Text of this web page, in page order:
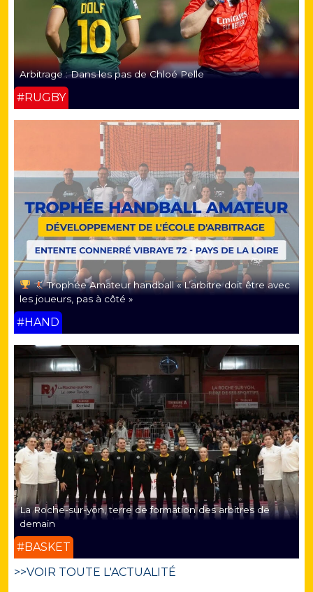
Arbitrage : Dans les pas de Chloé Pelle
#RUGBY
Trophée Amateur handball « L’arbitre doit être avec
les joueurs, pas à côté »
#HAND
La Roche-sur-yon, terre de formation des arbitres de
demain
#BASKET
>>VOIR TOUTE L'ACTUALITÉ